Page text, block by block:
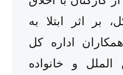
بر اثر ابتلا به
اداره کل
الملل و خانواده